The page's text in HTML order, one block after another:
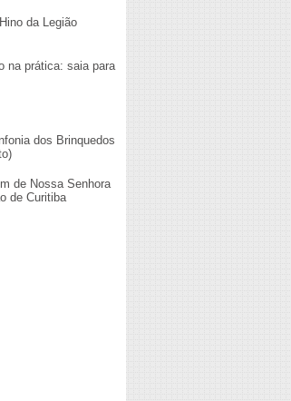
da Legião
na prática: saia para
dos Brinquedos
de Nossa Senhora
de Curitiba